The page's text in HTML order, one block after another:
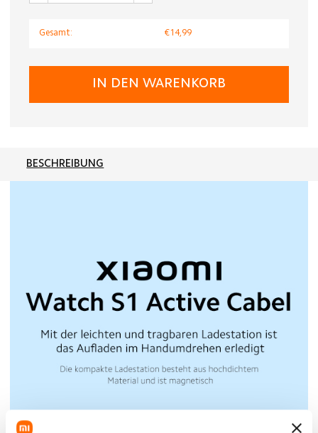
Gesamt: €14,99
IN DEN WARENKORB
BESCHREIBUNG